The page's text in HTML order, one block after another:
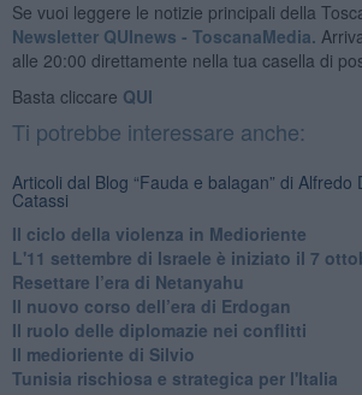
Se vuoi leggere le notizie principali della
Newsletter QUInews - ToscanaMedia.
alle 20:00 direttamente nella tua casella di
Basta cliccare QUI
Ti potrebbe interessare anche:
Articoli dal Blog “Fauda e balagan” di Alfredo
Catassi
Il ciclo della violenza in Medioriente
L'11 settembre di Israele è iniziato il 7
Resettare l’era di Netanyahu
​Il nuovo corso dell’era di Erdogan
Il ruolo delle diplomazie nei conflitti
Il medioriente di Silvio
Tunisia rischiosa e strategica per l'Italia